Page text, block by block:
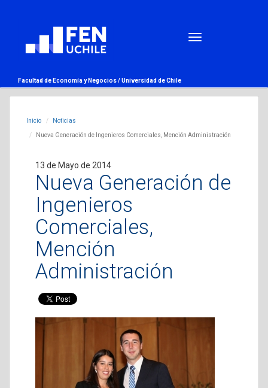
Facultad de Economía y Negocios /Universidad de Chile
Inicio Noticias
Nueva Generación de Ingenieros Comerciales, Mención Administración
13 de Mayo de 2014
Nueva Generación de
Ingenieros
Comerciales,
Mención
Administración